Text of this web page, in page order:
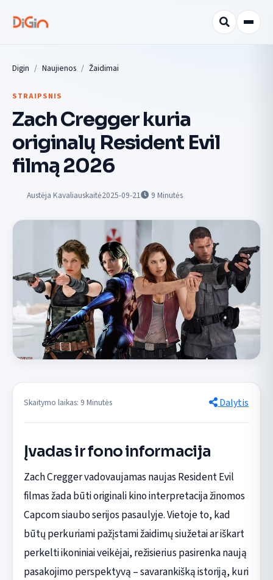
Digin Naujienos Žaidimai
STRAIPSNIS
Zach Cregger kuria
originalų Resident Evil
filmą 2026
Austėja Kavaliauskaitė2025-09-21 9 Minutės
Skaitymo laikas: 9 Minutės Dalytis
Įvadas ir fono informacija
Zach Cregger vadovaujamas naujas Resident Evil
filmas žada būti originali kino interpretacija žinomos
Capcom siaubo serijos pasaulyje. Vietoje to, kad
būtų perkuriami pažįstami žaidimų siužetai ar iškart
perkelti ikoniniai veikėjai, režisierius pasirenka naują
pasakojimo perspektyvą – savarankišką istoriją, kuri